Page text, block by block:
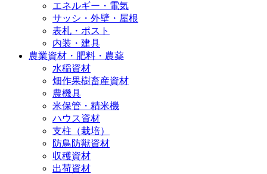
エネルギー・電気
サッシ・外壁・屋根
表札・ポスト
内装・建具
農業資材・肥料・農薬
水稲資材
畑作果樹畜産資材
農機具
米保管・精米機
ハウス資材
支柱（栽培）
防鳥防獣資材
収穫資材
出荷資材